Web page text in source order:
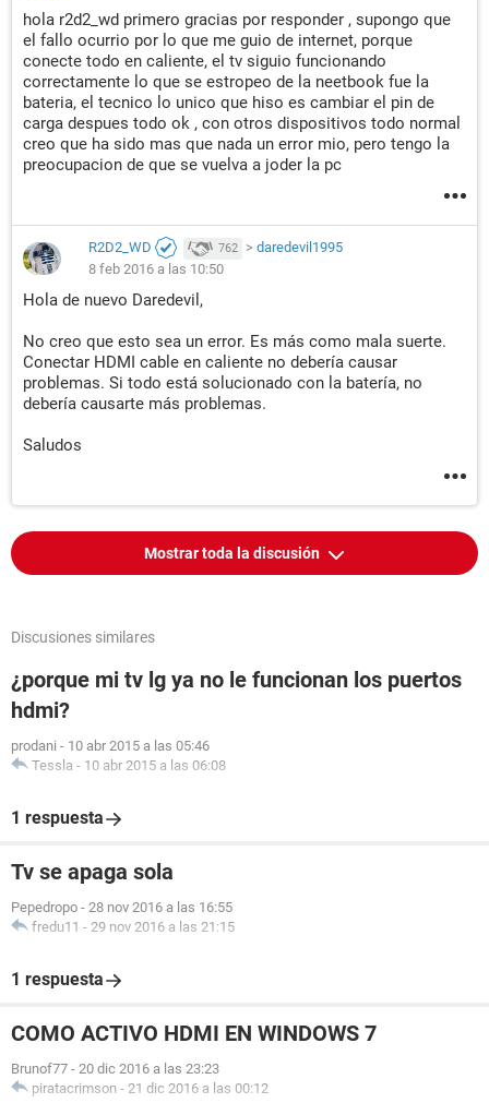
hola r2d2_wd primero gracias por responder , supongo que
el fallo ocurrio por lo que me guio de internet, porque
conecte todo en caliente, el tv siguio funcionando
correctamente lo que se estropeo de la neetbook fue la
bateria, el tecnico lo unico que hiso es cambiar el pin de
carga despues todo ok , con otros dispositivos todo normal
creo que ha sido mas que nada un error mio, pero tengo la
preocupacion de que se vuelva a joder la pc
R2D2_WD 762 > daredevil1995
8 feb 2016 a las 10:50
Hola de nuevo Daredevil,
No creo que esto sea un error. Es más como mala suerte.
Conectar HDMI cable en caliente no debería causar
problemas. Si todo está solucionado con la batería, no
debería causarte más problemas.
Saludos
Mostrar toda la discusión
Discusiones similares
¿porque mi tv lg ya no le funcionan los puertos
hdmi?
prodani - 10 abr 2015 a las 05:46
Tessla - 10 abr 2015 a las 06:08
1 respuesta
Tv se apaga sola
Pepedropo - 28 nov 2016 a las 16:55
fredu11 - 29 nov 2016 a las 21:15
1 respuesta
COMO ACTIVO HDMI EN WINDOWS 7
Brunof77 - 20 dic 2016 a las 23:23
piratacrimson - 21 dic 2016 a las 00:12